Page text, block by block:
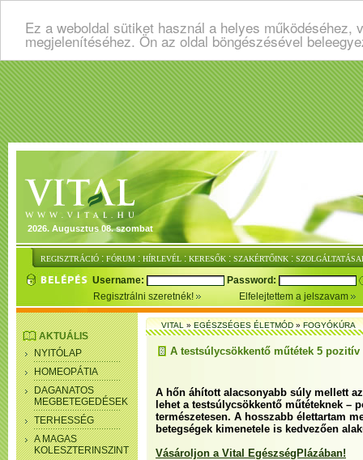
Ez a weboldal sütiket használ a helyes
megjelenítéséhez. Ön az oldal böngészésével
2026. Augusztus 08. szombat
REGISZTRÁCIÓ : FÓRUM : HÍRLEVÉL : KERESŐK : SZAKÉRTŐINK :
Username:
Password:
Regisztrálni szeretnék!
Elfelejtettem a jelszavam
AKTUÁLIS
NYITÓLAP
HOMEOPÁTIA
DAGANATOS
MEGBETEGEDÉSEK
TERHESSÉG
A MAGAS
KOLESZTERINSZINT
VITAL»EGÉSZSÉGES ÉLETMÓD»FOGYÓKÚRA
A testsúlycsökkentő műtétek 5 pozitív
A hőn áhított alacsonyabb súly mellett
lehet a testsúlycsökkentő műtéteknek –
természetesen. A hosszabb élettartam
betegségek kimenetele is kedvezően
Vásároljon a Vital EgészségPlázában!